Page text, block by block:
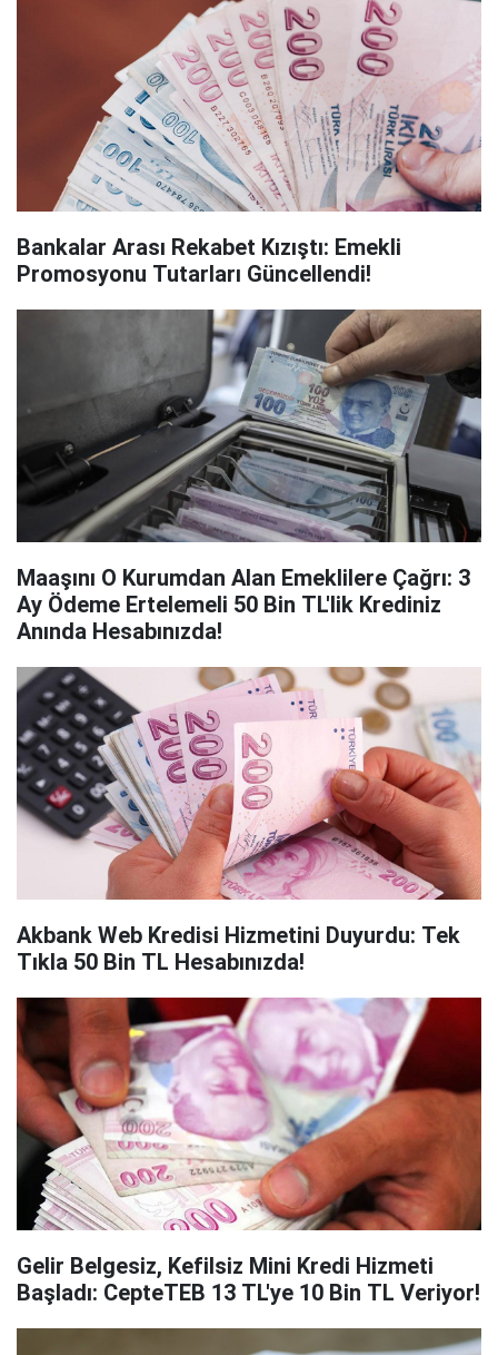
Bankalar Arası Rekabet Kızıştı: Emekli
Promosyonu Tutarları Güncellendi!
Maaşını O Kurumdan Alan Emeklilere Çağrı: 3
Ay Ödeme Ertelemeli 50 Bin TL'lik Krediniz
Anında Hesabınızda!
Akbank Web Kredisi Hizmetini Duyurdu: Tek
Tıkla 50 Bin TL Hesabınızda!
Gelir Belgesiz, Kefilsiz Mini Kredi Hizmeti
Başladı: CepteTEB 13 TL'ye 10 Bin TL Veriyor!